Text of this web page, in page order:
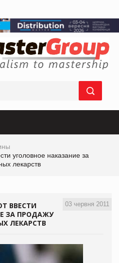
уголовное наказание за
лекарств
03 червня 2011
ВВЕСТИ
ЗА ПРОДАЖУ
ЛЕКАРСТВ